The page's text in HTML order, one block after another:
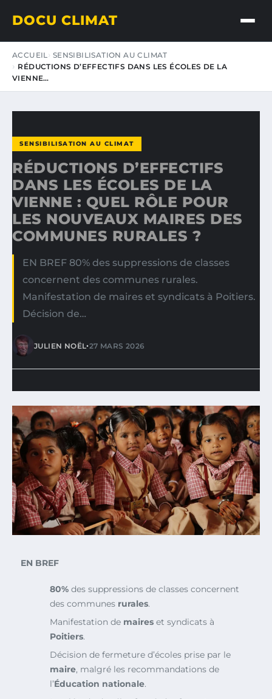
DOCU CLIMAT
ACCUEIL SENSIBILISATION AU CLIMAT
RÉDUCTIONS D’EFFECTIFS DANS LES ÉCOLES DE LA
VIENNE…
SENSIBILISATION AU CLIMAT
RÉDUCTIONS D’EFFECTIFS
DANS LES ÉCOLES DE LA
VIENNE : QUEL RÔLE POUR
LES NOUVEAUX MAIRES DES
COMMUNES RURALES ?
EN BREF 80% des suppressions de classes
concernent des communes rurales.
Manifestation de maires et syndicats à Poitiers.
Décision de…
JULIEN NOËL•27 MARS 2026
EN BREF
80% des suppressions de classes concernent
des communes rurales.
Manifestation de maires et syndicats à
Poitiers.
Décision de fermeture d’écoles prise par le
maire, malgré les recommandations de
l’Éducation nationale.